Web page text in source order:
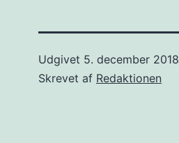
Udgivet 5. december 2018
Skrevet af Redaktionen